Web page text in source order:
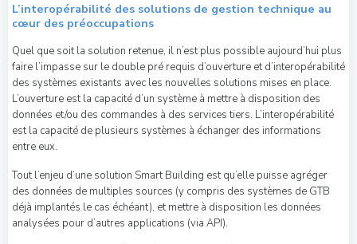
L’interopérabilité des solutions de gestion technique au
cœur des préoccupations
Quel que soit la solution retenue, il n’est plus possible aujourd’hui plus
faire l’impasse sur le double pré requis d’ouverture et d’interopérabilité
des systèmes existants avec les nouvelles solutions mises en place.
L’ouverture est la capacité d’un système à mettre à disposition des
données et/ou des commandes à des services tiers. L’interopérabilité
est la capacité de plusieurs systèmes à échanger des informations
entre eux.
Tout l’enjeu d’une solution Smart Building est qu’elle puisse agréger
des données de multiples sources (y compris des systèmes de GTB
déjà implantés le cas échéant), et mettre à disposition les données
analysées pour d’autres applications (via API).